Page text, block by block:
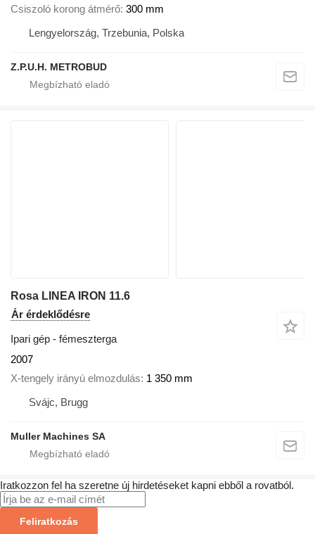
Csiszoló korong átmérő 300 mm
Lengyelország, Trzebunia, Polska
Z.P.U.H. METROBUD
Rosa LINEA IRON 11.6
Ár érdeklődésre
Ipari gép - fémeszterga
2007
X-tengely irányú elmozdulás 1 350 mm
Svájc, Brugg
Muller Machines SA
Iratkozzon fel ha szeretne új hirdetéseket kapni ebből a rovatból.
Feliratkozás